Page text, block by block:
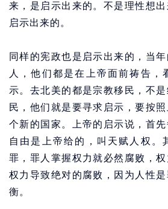
来，是启示出来的。不是理性想
启示出来的。
同样的宪政也是启示出来的，当
人，他们都是在上帝面前祷告，
示。去北美的都是宗教移民，不
民，他们就是要寻求启示，要按
个新的国家。上帝的启示说，首先
自由是上帝给的，叫天赋人权。
罪，罪人掌握权力就必然腐败，
权力导致绝对的腐败，因为人性
衡。